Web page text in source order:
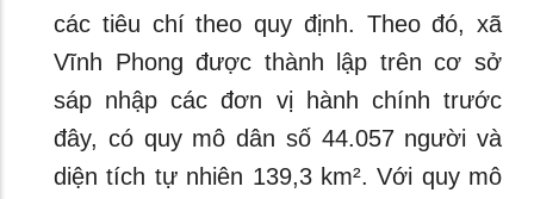
các tiêu chí theo quy định. Theo đó, xã
Vĩnh Phong được thành lập trên cơ sở
sáp nhập các đơn vị hành chính trước
đây, có quy mô dân số 44.057 người và
diện tích tự nhiên 139,3 km². Với quy mô